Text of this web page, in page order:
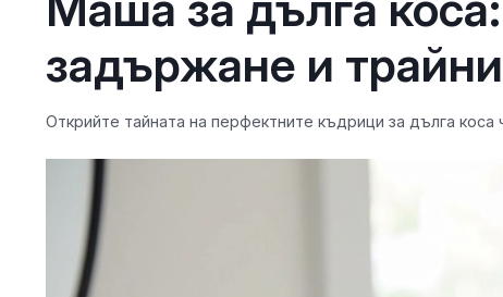
задържане и
Открийте тайната на перфектните къдрици за дълга